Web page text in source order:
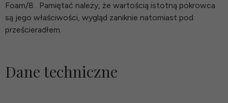
Foam/8 . Pamiętać należy, że wartością istotną pokrowca
są jego właściwości, wygląd zaniknie natomiast pod
prześcieradłem.
Dane techniczne